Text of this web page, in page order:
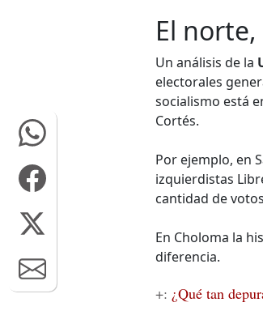
El
Un análisis de la
electorales
socialismo está
Cortés.
Por ejemplo, en
izquierdistas
cantidad de
En Choloma la
diferencia.
+: ¿Qué tan